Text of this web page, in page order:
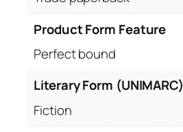
Product Form Feature
Perfect bound
Literary Form (UNIMARC)
Fiction